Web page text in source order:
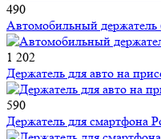
490
Автомобильный держатель
1 202
Держатель для авто на
590
Держатель для смартфона